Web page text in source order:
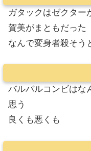
ガタックはゼクター
賀美がまともだった
なんで変身者殺そう
バルバルコンビはな
思う
良くも悪くも